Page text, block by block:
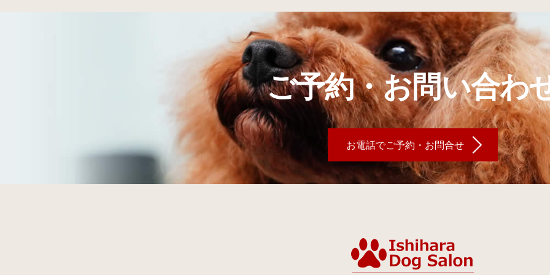
ご予約・お問い合わ
お電話でご予約・お問合せ